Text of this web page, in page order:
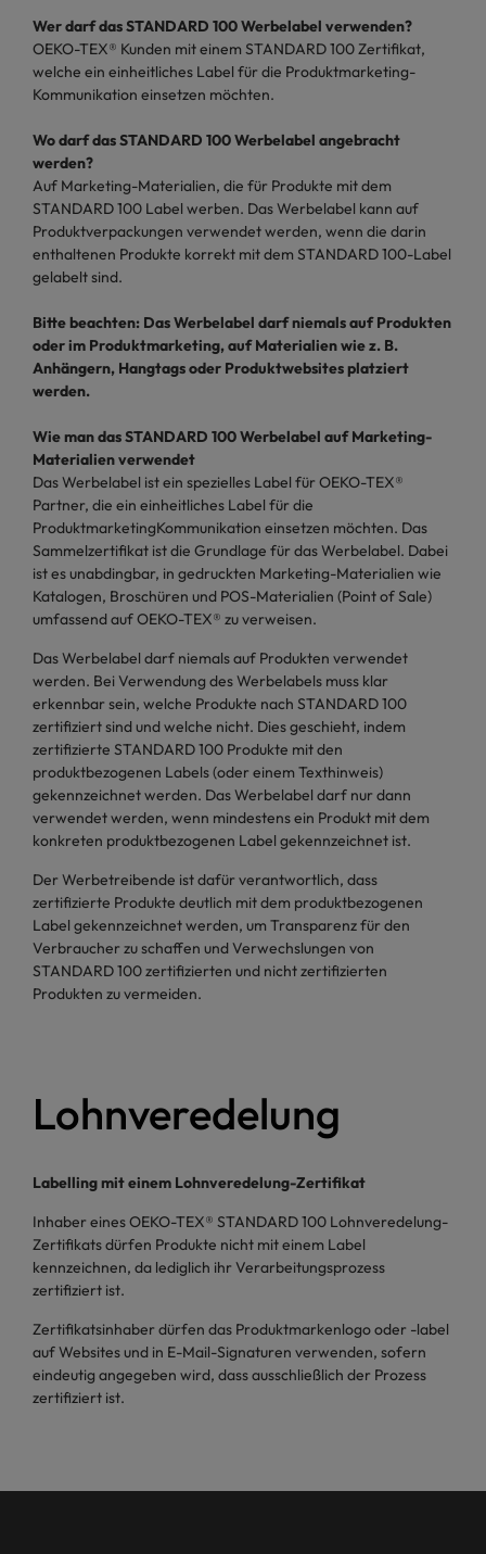
Wer darf das STANDARD 100 Werbelabel verwenden?
OEKO-TEX® Kunden mit einem STANDARD 100 Zertifikat,
welche ein einheitliches Label für die Produktmarketing-
Kommunikation einsetzen möchten.
Wo darf das STANDARD 100 Werbelabel angebracht
werden?
Auf Marketing-Materialien, die für Produkte mit dem
STANDARD 100 Label werben. Das Werbelabel kann auf
Produktverpackungen verwendet werden, wenn die darin
enthaltenen Produkte korrekt mit dem STANDARD 100-Label
gelabelt sind.
Bitte beachten: Das Werbelabel darf niemals auf Produkten
oder im Produktmarketing, auf Materialien wie z. B.
Anhängern, Hangtags oder Produktwebsites platziert
werden.
Wie man das STANDARD 100 Werbelabel auf Marketing-
Materialien verwendet
Das Werbelabel ist ein spezielles Label für OEKO-TEX®
Partner, die ein einheitliches Label für die
ProduktmarketingKommunikation einsetzen möchten. Das
Sammelzertifikat ist die Grundlage für das Werbelabel. Dabei
ist es unabdingbar, in gedruckten Marketing-Materialien wie
Katalogen, Broschüren und POS-Materialien (Point of Sale)
umfassend auf OEKO-TEX® zu verweisen.
Das Werbelabel darf niemals auf Produkten verwendet
werden. Bei Verwendung des Werbelabels muss klar
erkennbar sein, welche Produkte nach STANDARD 100
zertifiziert sind und welche nicht. Dies geschieht, indem
zertifizierte STANDARD 100 Produkte mit den
produktbezogenen Labels (oder einem Texthinweis)
gekennzeichnet werden. Das Werbelabel darf nur dann
verwendet werden, wenn mindestens ein Produkt mit dem
konkreten produktbezogenen Label gekennzeichnet ist.
Der Werbetreibende ist dafür verantwortlich, dass
zertifizierte Produkte deutlich mit dem produktbezogenen
Label gekennzeichnet werden, um Transparenz für den
Verbraucher zu schaffen und Verwechslungen von
STANDARD 100 zertifizierten und nicht zertifizierten
Produkten zu vermeiden.
Lohnveredelung
Labelling mit einem Lohnveredelung-Zertifikat
Inhaber eines OEKO-TEX® STANDARD 100 Lohnveredelung-
Zertifikats dürfen Produkte nicht mit einem Label
kennzeichnen, da lediglich ihr Verarbeitungsprozess
zertifiziert ist.
Zertifikatsinhaber dürfen das Produktmarkenlogo oder -label
auf Websites und in E-Mail-Signaturen verwenden, sofern
eindeutig angegeben wird, dass ausschließlich der Prozess
zertifiziert ist.